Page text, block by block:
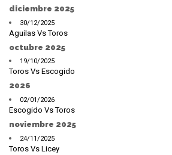
diciembre 2025
30/12/2025
Aguilas Vs Toros
octubre 2025
19/10/2025
Toros Vs Escogido
2026
02/01/2026
Escogido Vs Toros
noviembre 2025
24/11/2025
Toros Vs Licey